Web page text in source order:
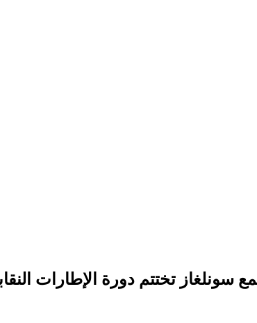
تختتم دورة الإطارات